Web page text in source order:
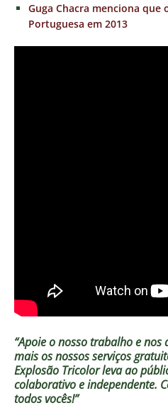
Guga Chacra menciona que
Portuguesa em 2013
“Apoie o nosso trabalho e
mais os nossos serviços
Explosão Tricolor leva ao
colaborativo e independente.
todos vocês!”